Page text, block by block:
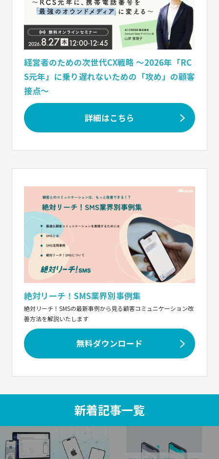
経営者のための次世代CX戦略 〜2026年「RC
S元年」に乗り遅れないための「攻め」の顧客
接点〜
詳細はこちら
絶対リーチ！SMS業界別事例集
絶対リーチ！SMSの最新事例から見る顧客コミュニケーション改
善方法を解説いたします
無料ダウンロード
新着記事一覧